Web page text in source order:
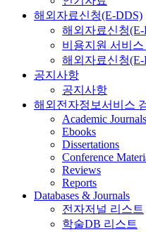
해외자료신청(E-DDS)
해외자료신청
비용지원 서비스
해외자료신청(E-
공지사항
공지사항
해외전자정보서비스
Academic Journals
Ebooks
Dissertations
Conference
Reviews
Reports
Databases & Journals
전자저널 리스트
학술DB 리스트